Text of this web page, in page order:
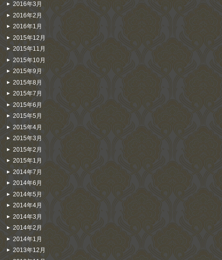
2016年3月
2016年2月
2016年1月
2015年12月
2015年11月
2015年10月
2015年9月
2015年8月
2015年7月
2015年6月
2015年5月
2015年4月
2015年3月
2015年2月
2015年1月
2014年7月
2014年6月
2014年5月
2014年4月
2014年3月
2014年2月
2014年1月
2013年12月